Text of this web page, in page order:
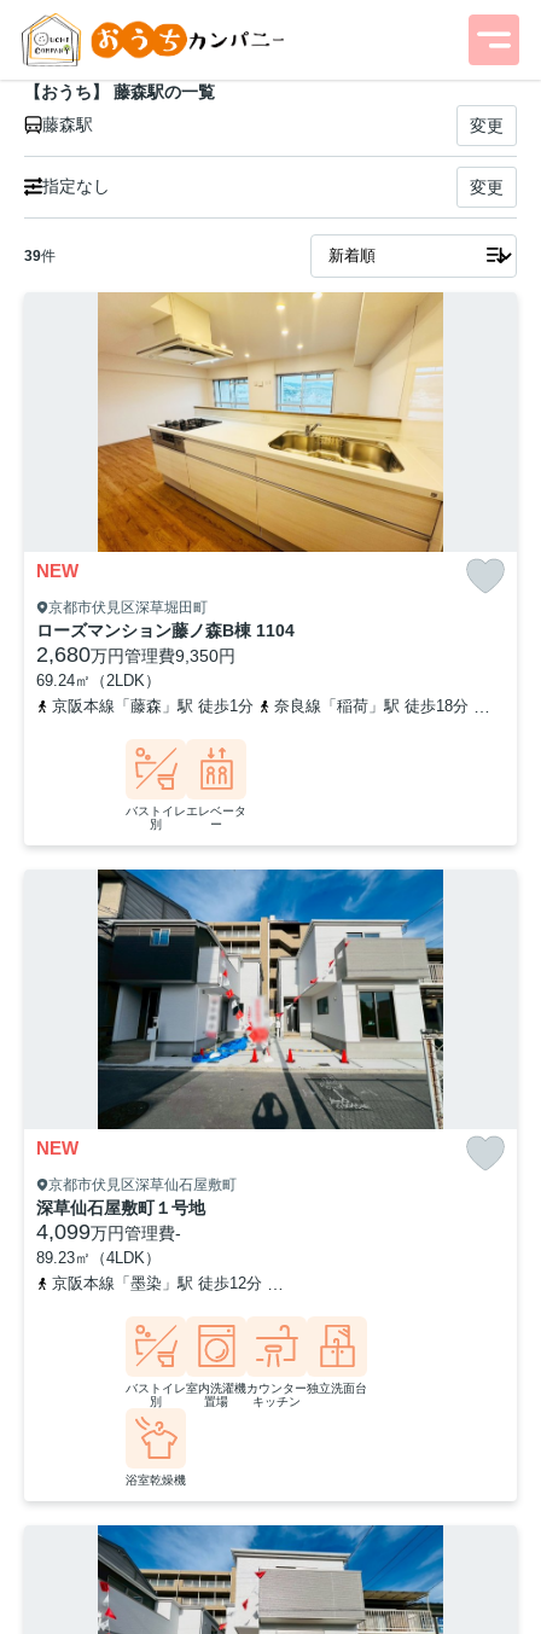
【おうち】 藤森駅の一覧
藤森駅
変更
指定なし 変更
39件
NEW
京都市伏見区深草堀田町
ローズマンション藤ノ森B棟 1104
2,680万円管理費9,350円
69.24㎡（2LDK）
京阪本線「藤森」駅 徒歩1分
奈良線「稲荷」駅 徒歩18分
バストイレ
別
エレベータ
ー
NEW
京都市伏見区深草仙石屋敷町
深草仙石屋敷町１号地
4,099万円管理費-
89.23㎡（4LDK）
京阪本線「墨染」駅 徒歩12分
バストイレ
別
室内洗濯機
置場
カウンター
キッチン
独立洗面台
浴室乾燥機